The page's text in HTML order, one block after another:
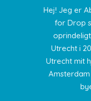
Hej! Jeg er
for Drop
Utrecht i
Utrecht mit